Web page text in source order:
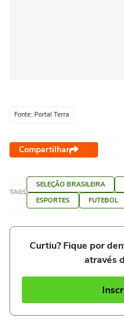
Fonte: Portal Terra
Compartilhar
TAGS
SELEÇÃO BRASILEIRA
ESPORTES
FUTEBOL
Curtiu? Fique por
através